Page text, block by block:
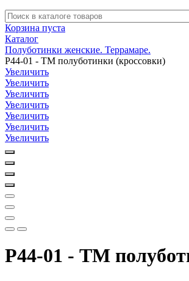
Корзина пуста
Каталог
Полуботинки женские. Террамаре.
Р44-01 - ТМ полуботинки (кроссовки)
Увеличить
Увеличить
Увеличить
Увеличить
Увеличить
Увеличить
Увеличить
Р44-01 - ТМ